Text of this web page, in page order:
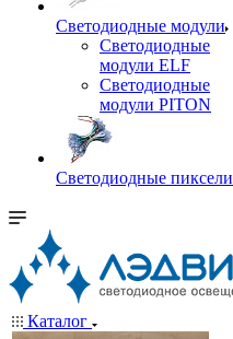
Светодиодные модули
Светодиодные
модули ELF
Светодиодные
модули PITON
Светодиодные пиксели
Каталог